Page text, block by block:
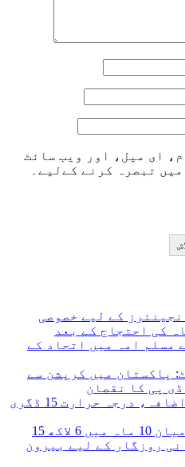
ای میل، اور ویب سائٹ
تبصرہ کرنے کےلیے۔
کے لیے خصوصی
کی احتجاج کے بعد
مسلم امہ میں اتحاد کے
پاکستان میں کرپشن سے
کراچی میں ٹھنڈ میں اضافہ، درجہ حرارت 15 ڈگری
سخت ویزا جانچ کے درمیان 10 ماہ میں 6 لاکھ 15
روزگار کے لیے بیرون